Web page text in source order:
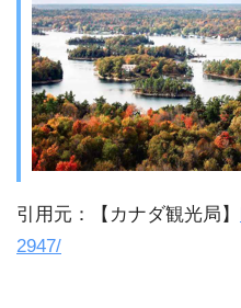
引用元：【カナダ観光局】
2947/